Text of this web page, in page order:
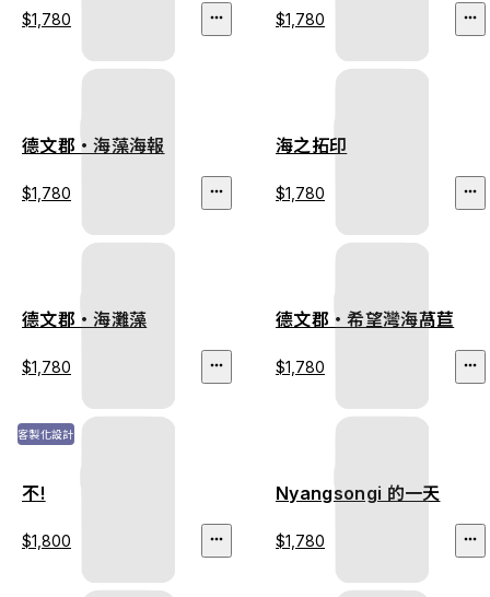
$1,780 $1,780
德文郡・海藻海報
$1,780
海之拓印
$1,780
德文郡・海灘藻
$1,780
德文郡・希望灣海萵苣
$1,780
客製化設計
不!
$1,800
Nyangsongi 的一天
$1,780